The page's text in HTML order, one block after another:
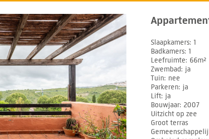
Slaapkamers 1
Badkamers 1
Leefruimte 66m²
Zwembad
ja
Tuin nee
Parkeren ja
Lift ja
Bouwjaar 2007
Uitzicht op zee
Groot terras